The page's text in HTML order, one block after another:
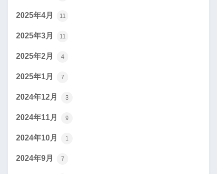
2025年4月 11
2025年3月 11
2025年2月 4
2025年1月 7
2024年12月 3
2024年11月 9
2024年10月 1
2024年9月 7